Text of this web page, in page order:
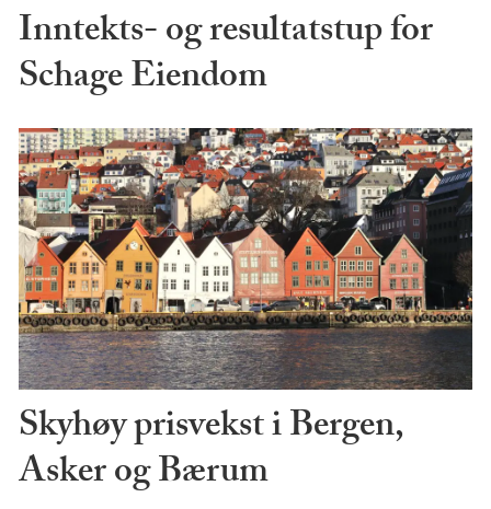
Inntekts- og resultatstup for
Schage Eiendom
Skyhøy prisvekst i Bergen,
Asker og Bærum